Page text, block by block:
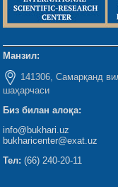
Манзил:
141306, Самарқанд
шаҳарчаси
Биз билан алоқа:
info@bukhari.uz
bukharicenter@exat.uz
Тел: (66) 240-20-11